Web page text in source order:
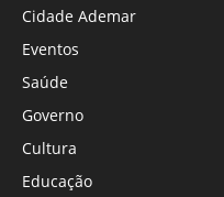
Cidade Ademar
Eventos
Saúde
Governo
Cultura
Educação